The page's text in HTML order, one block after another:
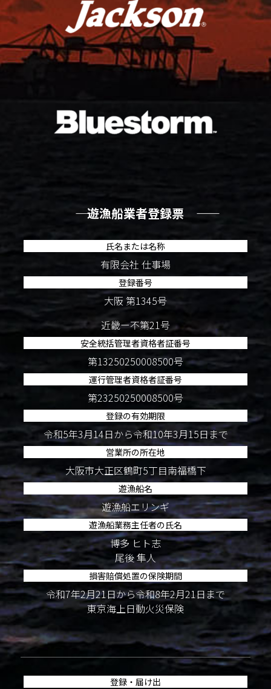
―― 遊漁船業者登録票 ――
氏名または名称
有限会社 仕事場
登録番号
大阪 第1345号
近畿ー不第21号
安全統括管理者資格者証番号
第13250250008500号
運行管理者資格者証番号
第23250250008500号
登録の有効期限
令和5年3月14日から令和10年3月15日まで
営業所の所在地
大阪市大正区鶴町5丁目南福橋下
遊漁船名
遊漁船エリンギ
遊漁船業務主任者の氏名
博多 ヒト志
尾後 隼人
損害賠償処置の保険期間
令和7年2月21日から令和8年2月21日まで
東京海上日動火災保険
登録・届け出